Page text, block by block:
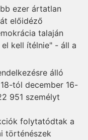
ezer ártatlan
előidéző
talaján
kell ítélnie" - áll a
álló
tól december 16-
951 személyt
folytatódtak a
történészek